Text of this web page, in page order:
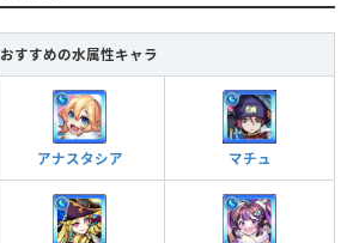
おすすめの水属性キャラ
アナスタシア マチュ